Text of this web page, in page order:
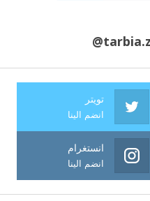
تويتر
انضم الينا
انستغرام
انضم الينا